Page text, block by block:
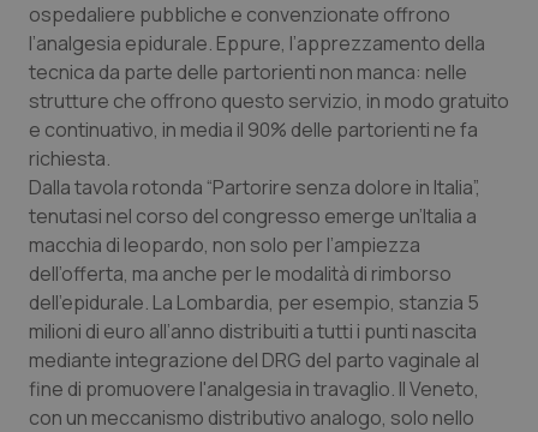
QS Pro
Professionisti Sanitari.AI
Abruzzo
Basilicata
Calabria
Campania
Emilia-Romagna
QS Pro Gold
Artrite & artrosi
Asma & BPCO
Car-T
Colesterolo & coronaropatie
QS Club Newsletter
ospedaliere pubbliche e convenzionate offrono
l’analgesia epidurale. Eppure, l’apprezzamento della
tecnica da parte delle partorienti non manca: nelle
strutture che offrono questo servizio, in modo gratuito
e continuativo, in media il 90% delle partorienti ne fa
richiesta.
Dalla tavola rotonda “Partorire senza dolore in Italia”,
tenutasi nel corso del congresso emerge un’Italia a
macchia di leopardo, non solo per l’ampiezza
dell’offerta, ma anche per le modalità di rimborso
dell’epidurale. La Lombardia, per esempio, stanzia 5
milioni di euro all’anno distribuiti a tutti i punti nascita
mediante integrazione del DRG del parto vaginale al
fine di promuovere l'analgesia in travaglio. Il Veneto,
con un meccanismo distributivo analogo, solo nello